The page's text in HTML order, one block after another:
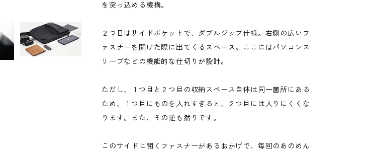
を突っ込める機構。
２つ目はサイドポケットで、ダブルジップ仕様。右側の広いフ
ァスナーを開けた際に出てくるスペース。ここにはパソコンス
リーブなどの機能的な仕切りが設計。
ただし、１つ目と２つ目の収納スペース自体は同一箇所にある
ため、１つ目にものを入れすぎると、２つ目には入りにくくな
ります。また、その逆も然りです。
このサイドに開くファスナーがあるおかげで、毎回のあのめん